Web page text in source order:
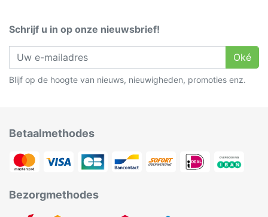
Schrijf u in op onze nieuwsbrief!
Oké
Blijf op de hoogte van nieuws, nieuwigheden, promoties enz.
Betaalmethodes
Bezorgmethodes